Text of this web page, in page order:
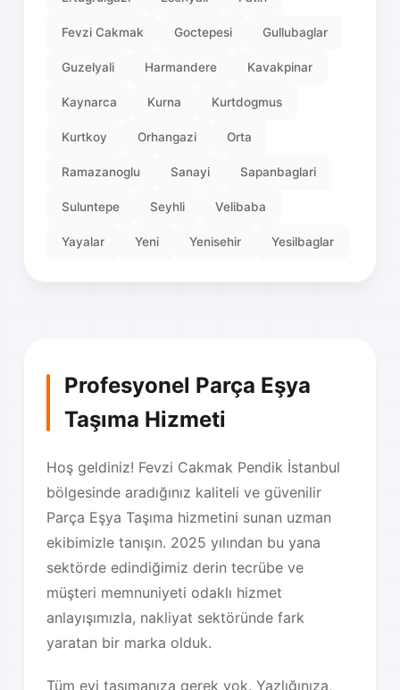
Profesyonel Parça Eşya
Taşıma Hizmeti
Hoş geldiniz! Fevzi Cakmak Pendik İstanbul
bölgesinde aradığınız kaliteli ve güvenilir
Parça Eşya Taşıma hizmetini sunan uzman
ekibimizle tanışın. 2025 yılından bu yana
sektörde edindiğimiz derin tecrübe ve
müşteri memnuniyeti odaklı hizmet
anlayışımızla, nakliyat sektöründe fark
yaratan bir marka olduk.
Tüm evi taşımanıza gerek yok. Yazlığınıza,
Fevzi Cakmak Goctepesi Gullubaglar
Guzelyali Harmandere Kavakpinar
Kaynarca Kurna Kurtdogmus
Kurtkoy Orhangazi Orta
Ramazanoglu Sanayi Sapanbaglari
Suluntepe Seyhli Velibaba
Yayalar Yeni Yenisehir Yesilbaglar